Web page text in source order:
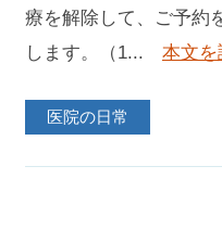
療を解除して、ご予約
します。（1... 本文を
医院の日常